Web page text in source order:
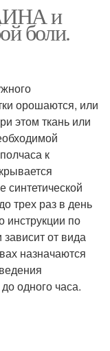
и
боли.
орошаются, или
этом ткань или
к
синтетической
трех раз в день
инструкции по
от вида
назначаются
одного часа.